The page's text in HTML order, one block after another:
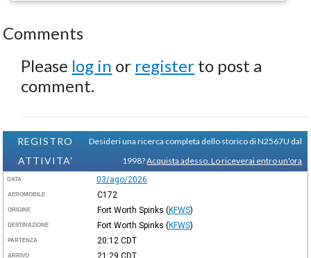
Comments
Please log in or register to post a
comment.
REGISTRO
ATTIVITA'
Desideri una ricerca completa dello storico di N2567U dal
1998?Acquista adesso. Lo riceverai entro un'ora
DATA 03/ago/2026
AEROMOBILE C172
ORIGINE Fort Worth Spinks (KFWS)
DESTINAZIONE Fort Worth Spinks (KFWS)
PARTENZA 20:12 CDT
ARRIVO 21:29 CDT